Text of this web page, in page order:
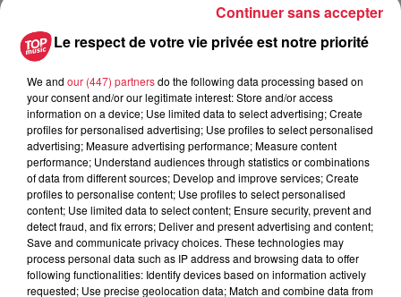
Votre e-mail *
Votre n° de téléphone*
Le respect de votre vie privée est notre priorité
We and our (447) partnersdo the following data processing based on
your consent and/or our legitimate interest: Store and/or access
information on a device; Use limited data to select advertising; Create
profiles for personalised advertising; Use profiles to select personalised
advertising; Measure advertising performance; Measure content
performance; Understand audiences through statistics or combinations
of data from different sources; Develop and improve services; Create
profiles to personalise content; Use profiles to select personalised
content; Use limited data to select content; Ensure security, prevent and
detect fraud, and fix errors; Deliver and present advertising and content;
Save and communicate privacy choices. These technologies may
process personal data such as IP address and browsing data to offer
following functionalities: Identify devices based on information actively
requested; Use precise geolocation data; Match and combine data from
Continuer sans accepter